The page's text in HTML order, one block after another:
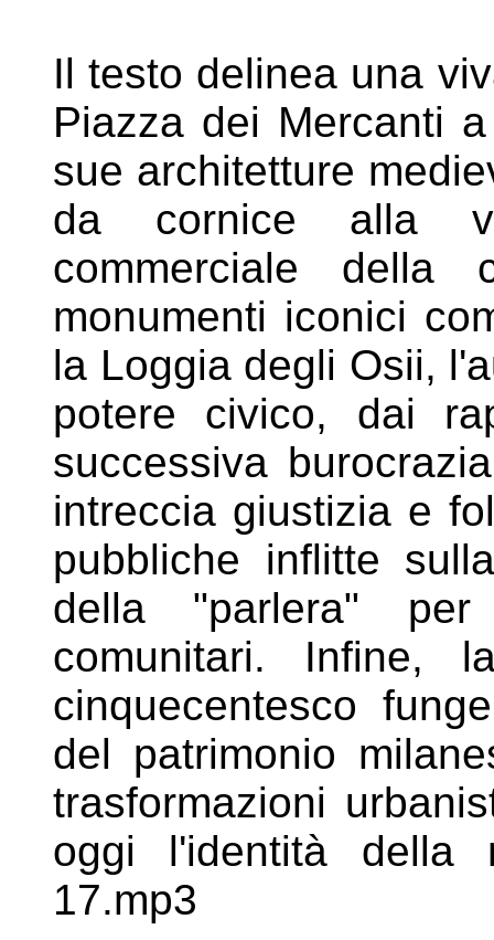
Il testo delinea una
Piazza dei Mercanti
sue architetture
da cornice alla
commerciale della
monumenti iconici
la Loggia degli Osii,
potere civico, dai
successiva
intreccia giustizia e
pubbliche inflitte
della "parlera"
comunitari. Infine,
cinquecentesco
del patrimonio
trasformazioni
oggi l'identità
17.mp3